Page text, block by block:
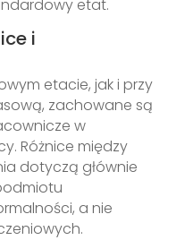
etat.
i
etacie, jak i przy
zachowane są
w
Różnice między
dotyczą głównie
a nie